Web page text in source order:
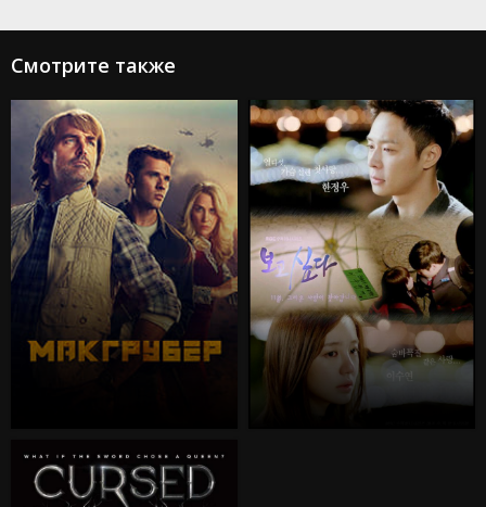
Смотрите также